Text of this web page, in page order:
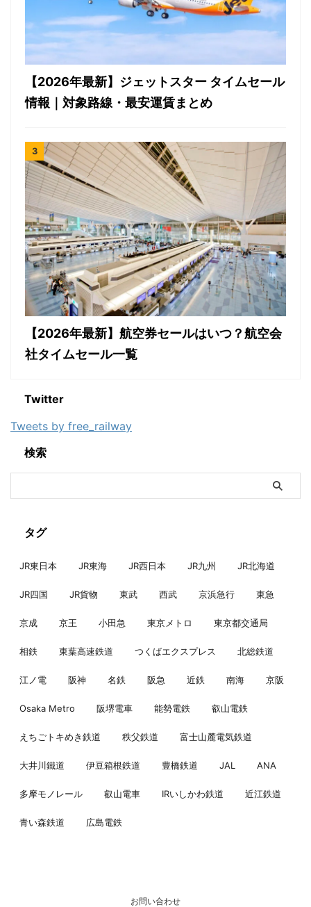
【2026年最新】ジェットスター タイムセール
情報｜対象路線・最安運賃まとめ
【2026年最新】航空券セールはいつ？航空会
社タイムセール一覧
Twitter
Tweets by free_railway
検索
タグ
JR東日本 JR東海 JR西日本 JR九州 JR北海道
JR四国 JR貨物 東武 西武 京浜急行 東急
京成 京王 小田急 東京メトロ 東京都交通局
相鉄 東葉高速鉄道 つくばエクスプレス 北総鉄道
江ノ電 阪神 名鉄 阪急 近鉄 南海 京阪
Osaka Metro 阪堺電車 能勢電鉄 叡山電鉄
えちごトキめき鉄道 秩父鉄道 富士山麓電気鉄道
大井川鐵道 伊豆箱根鉄道 豊橋鉄道 JAL ANA
多摩モノレール 叡山電車 IRいしかわ鉄道 近江鉄道
青い森鉄道 広島電鉄
お問い合わせ